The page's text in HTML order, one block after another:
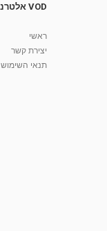
VOD אלטרנטיבלי
ראשי
יצירת קשר
תנאי השימוש